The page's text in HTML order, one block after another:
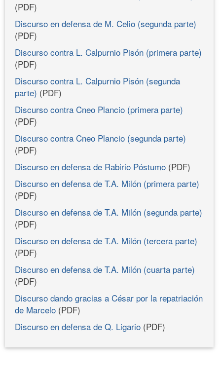
(PDF)
Discurso en defensa de M. Celio (segunda parte)
(PDF)
Discurso contra L. Calpurnio Pisón (primera parte)
(PDF)
Discurso contra L. Calpurnio Pisón (segunda
parte) (PDF)
Discurso contra Cneo Plancio (primera parte)
(PDF)
Discurso contra Cneo Plancio (segunda parte)
(PDF)
Discurso en defensa de Rabirio Póstumo (PDF)
Discurso en defensa de T.A. Milón (primera parte)
(PDF)
Discurso en defensa de T.A. Milón (segunda parte)
(PDF)
Discurso en defensa de T.A. Milón (tercera parte)
(PDF)
Discurso en defensa de T.A. Milón (cuarta parte)
(PDF)
Discurso dando gracias a César por la repatriación
de Marcelo (PDF)
Discurso en defensa de Q. Ligario (PDF)